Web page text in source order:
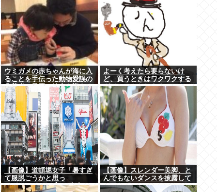
ウミガメの赤ちゃんが海に入
ることを手伝った動物愛誤の
偽善者、最悪の結末を迎える
よーく考えたら要らないけ
ど、買うときはワクワクする
ガジェットおしえろ
【画像】道頓堀女子「暑すぎ
て服脱ごうかと思っ
た」･･････････ﾊﾟｼｬｯ！！
【画像】スレンダー美脚、と
んでもないダンスを披露して
しまうwww